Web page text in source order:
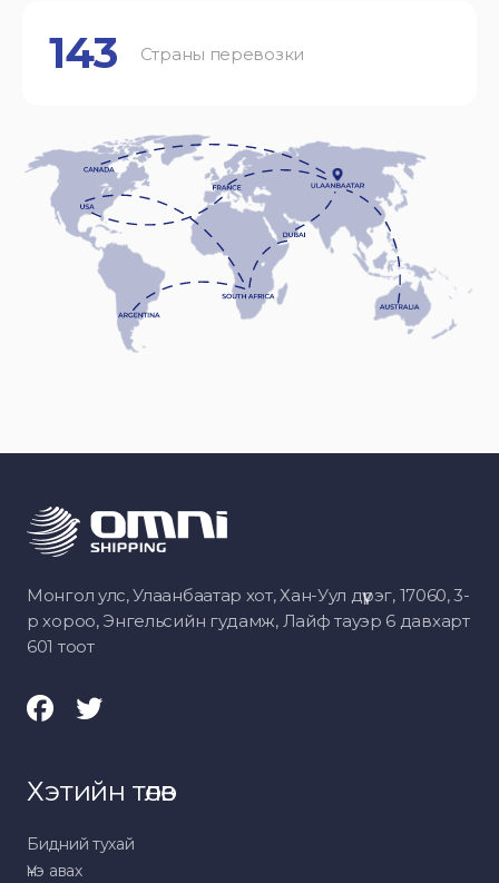
143 Страны перевозки
Монгол улс, Улаанбаатар хот, Хан-Уул дүүрэг, 17060, 3-
р хороо, Энгельсийн гудамж, Лайф тауэр 6 давхарт
601 тоот
Хэтийн төлөв
Бидний тухай
Үнэ авах